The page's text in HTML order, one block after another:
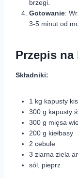
brzegi.
Gotowanie:
3-5 minut od
Przepis
Składniki:
1 kg kapusty
300 g kapusty
300 g mięsa
200 g kiełbasy
2 cebule
3 ziarna ziela
sól, pieprz